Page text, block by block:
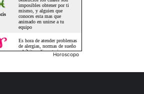
Horoscopo